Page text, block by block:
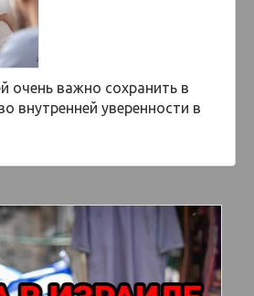
очень важно сохранить в
внутренней уверенности в